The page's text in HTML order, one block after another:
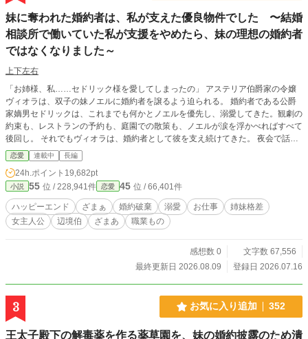
を財産として扱った元婚約者と愛人を直接船から降ろし、救援を成功させた海運
令嬢が、船と信用、新しい定期航路、そして判断を尊重してくれる相手との未来
を自分の手で選び直す物語。 全6話・完結。直接ざまぁ、お仕事上の正当評価、
対等な関係から始まる異世界恋愛です。 婚約を解消するという申し出は、受け
入れます。 ですが、この船をどう使うかまで、あなたに決めさせるつもりはあ
りません。
妹に奪われた婚約者は、私が支えた優良物件でした 〜結婚
相談所で働いていた私が支援をやめたら、妹の理想の婚約者
ではなくなりました～
上下左右
「お姉様、私……セドリック様を愛してしまったの」 アステリア伯爵家の令嬢
ヴィオラは、双子の妹ノエルに婚約者を譲るよう迫られる。 婚約者である公爵
家嫡男セドリックは、これまでも何かとノエルを優先し、溺愛してきた。観劇の
約束も、レストランの予約も、庭園での散策も、ノエルが涙を浮かべればすべて
後回し。 それでもヴィオラは、婚約者として彼を支え続けてきた。 夜会で話す
話題、贈答品の選定、食事の手配、さらにはノエルが喜ぶ花や菓子まで。 セド
リックが社交界で「気配りのできる優良な公爵家嫡男」と評されていたのは、す
べてヴィオラの支援があったからだった。 そんな、ヴィオラには前世の記憶が
あった。 日本で結婚相談所のカウンセラーとして働き、数多くの縁談を見てき
た彼女には分かっていた。 婚約者より別の女性を優先する男。 相手の我慢を当
然だと思う男。 自分を支えてくれる人の価値に気づけない男。 この縁談は、す
でに破綻していると察した彼女は婚約解消を受け入れた ただし同時に、宣言し
からずれ、夜会では場違いな服装で自慢話ばかり。やがてノエルも気づく。自分
約者だったのだと。 そんなヴィオラの前に現れたのは、以前彼女に縁談を申し
込んでいたグランヴィル辺境伯アレクシス。 彼は、かつてヴィオラが選んだ贈
り物の意味を見抜いていた。 「私は、あなたの観察眼と調整力が欲しい。どう
か、私の右腕になってほしい」 誰かを優良物件に見せるためではなく、自分自
身の力を認めてくれる人の隣へ。 婚約者を妹に奪われた令嬢が、前世の知識と
恋愛 連載中 長編
24h.ポイント 19,682pt
小説 55 位 / 228,941件 恋愛 45 位 / 66,401件
ハッピーエンド ざまぁ 婚約破棄 溺愛 お仕事
姉妹格差
女主人公
辺境伯 ざまあ 職業もの
感想数 0
文字数 67,556
最終更新日 2026.08.09
登録日 2026.07.16
3 お気に入り追加 352
王太子殿下の解毒薬を作る薬草園を、妹の婚約披露のため潰